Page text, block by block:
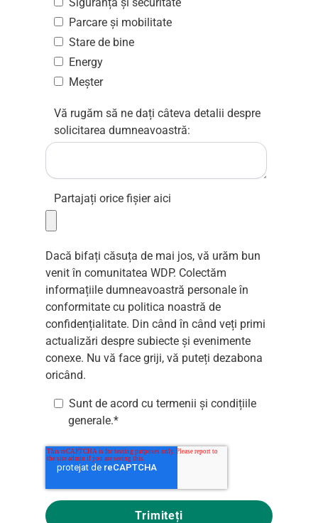
Siguranță și securitate
Parcare și mobilitate
Stare de bine
Energy
Meșter
Vă rugăm să ne dați câteva detalii despre
solicitarea dumneavoastră:
Partajați orice fișier aici
Dacă bifați căsuța de mai jos, vă urăm bun
venit în comunitatea WDP. Colectăm
informațiile dumneavoastră personale în
conformitate cu politica noastră de
confidențialitate. Din când în când veți primi
actualizări despre subiecte și evenimente
conexe. Nu vă face griji, vă puteți dezabona
oricând.
Sunt de acord cu termenii și condițiile
generale.*